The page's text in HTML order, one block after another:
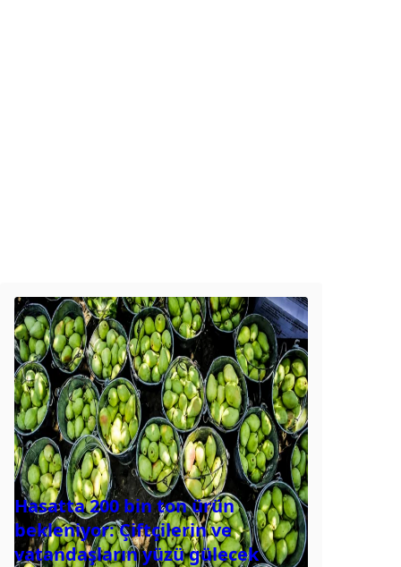
Hasatta 200 bin ton ürün
bekleniyor: Çiftçilerin ve
vatandaşların yüzü gülecek